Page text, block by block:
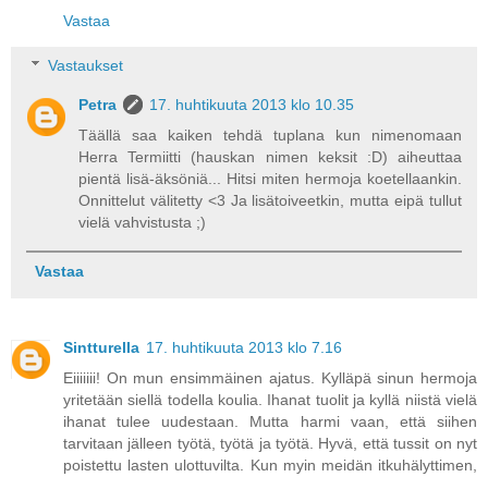
Vastaa
Vastaukset
Petra
17. huhtikuuta 2013 klo 10.35
Täällä saa kaiken tehdä tuplana kun nimenomaan
Herra Termiitti (hauskan nimen keksit :D) aiheuttaa
pientä lisä-äksöniä... Hitsi miten hermoja koetellaankin.
Onnittelut välitetty <3 Ja lisätoiveetkin, mutta eipä tullut
vielä vahvistusta ;)
Vastaa
Sintturella 17. huhtikuuta 2013 klo 7.16
Eiiiiiii! On mun ensimmäinen ajatus. Kylläpä sinun hermoja
yritetään siellä todella koulia. Ihanat tuolit ja kyllä niistä vielä
ihanat tulee uudestaan. Mutta harmi vaan, että siihen
tarvitaan jälleen työtä, työtä ja työtä. Hyvä, että tussit on nyt
poistettu lasten ulottuvilta. Kun myin meidän itkuhälyttimen,